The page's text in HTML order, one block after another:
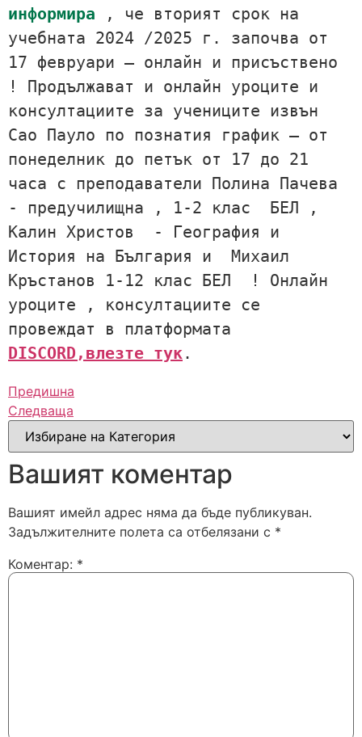
информира , че вторият срок на
учебната 2024 /2025 г. започва от
17 февруари – онлайн и присъствено
! Продължават и онлайн уроците и
консултациите за учениците извън
Сао Пауло по познатия график – от
понеделник до петък от 17 до 21
часа с преподаватели Полина Пачева
- предучилищна , 1-2 клас  БЕЛ ,
Калин Христов  - География и
История на България и  Михаил
Кръстанов 1-12 клас БЕЛ  ! Онлайн
уроците , консултациите се
DISCORD,влезте тук .
Предишна
Следваща
Вашият коментар
Вашият имейл адрес няма да бъде публикуван.
Задължителните полета са отбелязани с *
Коментар: *